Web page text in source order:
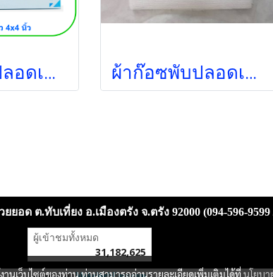
ผ้าก๊อซพับปลอดเชื้อ ไตรชนม์ 2x2 นิ้ว (100ซอง/กล่อง) (12ชั้น) ยกกล่อง ผ้าก๊อซพับปลอดเชื้อ 4x4 นิ้ว (5ชิ้น/ซอง) (Thai Gauze)
อด ต.ทับเที่ยง อ.เมืองตรัง จ.ตรัง 92000 (094-596-9599
ผู้เข้าชมวันนี้
Powered byMakeWebEasy.com
นเว็บไซต์ของท่าน ท่านสามารถอ่านรายละเอียดเพิ่มเติมได้ที่นโยบา